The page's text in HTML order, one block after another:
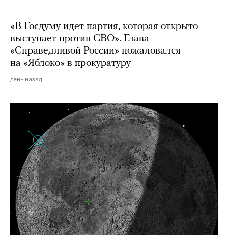
«В Госдуму идет партия, которая открыто
выступает против СВО». Глава
«Справедливой России» пожаловался
на «Яблоко» в прокуратуру
день назад